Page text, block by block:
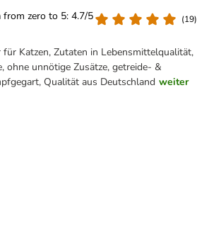
from zero to 5: 4.7/5
(19)
für Katzen, Zutaten in Lebensmittelqualität,
ohne unnötige Zusätze, getreide- &
Qualität aus Deutschland weiter